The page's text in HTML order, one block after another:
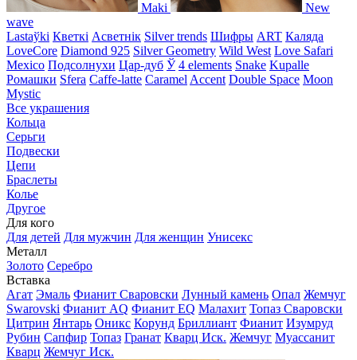
Maki
New
wave
Lastaўki Кветкі Асветнiк Silver trends Шифры ART Каляда
LoveCore Diamond 925 Silver Geometry Wild West Love Safari
Mexico Подсолнухи Цар-дуб Ў 4 elements Snake Kupalle
Ромашки Sfera Caffe-latte Caramel Accent Double Space Moon
Mystic
Все украшения
Кольца
Серьги
Подвески
Цепи
Браслеты
Колье
Другое
Для кого
Для детей Для мужчин Для женщин Унисекс
Металл
Золото Серебро
Вставка
Агат Эмаль Фианит Сваровски Лунный камень Опал Жемчуг
Swarovski Фианит AQ Фианит EQ Малахит Топаз Сваровски
Цитрин Янтарь Оникс Корунд Бриллиант Фианит Изумруд
Рубин Сапфир Топаз Гранат Кварц Иск. Жемчуг Муассанит
Кварц Жемчуг Иск.